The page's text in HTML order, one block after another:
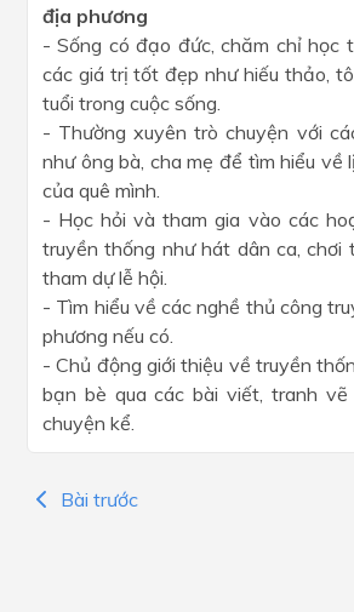
địa phương
- Sống có đạo đức, chăm chỉ học
các giá trị tốt đẹp như hiếu thảo,
tuổi trong cuộc sống.
- Thường xuyên trò chuyện với
như ông bà, cha mẹ để tìm hiểu về
của quê mình.
- Học hỏi và tham gia vào các
truyền thống như hát dân ca, chơi
tham dự lễ hội.
- Tìm hiểu về các nghề thủ công
phương nếu có.
- Chủ động giới thiệu về truyền
bạn bè qua các bài viết, tranh vẽ
chuyện kể.
Bài trước